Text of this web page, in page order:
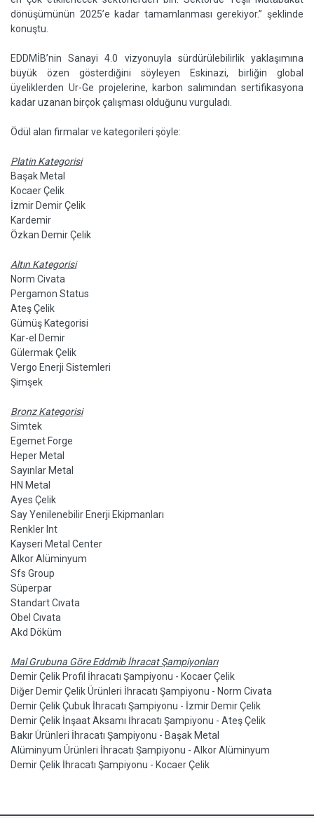
dönüşümünün 2025’e kadar tamamlanması gerekiyor.” şeklinde
konuştu.
EDDMİB’nin Sanayi 4.0 vizyonuyla sürdürülebilirlik yaklaşımına
büyük özen gösterdiğini söyleyen Eskinazi, birliğin global
üyeliklerden Ur-Ge projelerine, karbon salımından sertifikasyona
kadar uzanan birçok çalışması olduğunu vurguladı.
Ödül alan firmalar ve kategorileri şöyle:
Platin Kategorisi
Başak Metal
Kocaer Çelik
İzmir Demir Çelik
Kardemir
Özkan Demir Çelik
Altın Kategorisi
Norm Civata
Pergamon Status
Ateş Çelik
Gümüş Kategorisi
Kar-el Demir
Gülermak Çelik
Vergo Enerji Sistemleri
Şimşek
Bronz Kategorisi
Simtek
Egemet Forge
Heper Metal
Sayınlar Metal
HN Metal
Ayes Çelik
Say Yenilenebilir Enerji Ekipmanları
Renkler Int
Kayseri Metal Center
Alkor Alüminyum
Sfs Group
Süperpar
Standart Cıvata
Obel Cıvata
Akd Döküm
Mal Grubuna Göre Eddmib İhracat Şampiyonları
Demir Çelik Profil İhracatı Şampiyonu - Kocaer Çelik
Diğer Demir Çelik Ürünleri İhracatı Şampiyonu - Norm Civata
Demir Çelik Çubuk İhracatı Şampiyonu - İzmir Demir Çelik
Demir Çelik İnşaat Aksamı İhracatı Şampiyonu - Ateş Çelik
Bakır Ürünleri İhracatı Şampiyonu - Başak Metal
Alüminyum Ürünleri İhracatı Şampiyonu - Alkor Alüminyum
Demir Çelik İhracatı Şampiyonu - Kocaer Çelik